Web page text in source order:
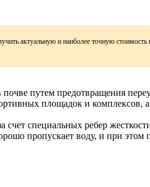
актуальную и наиболее точную
путем предотвращения
площадок и комплексов,
специальных ребер
пропускает воду, и при этом